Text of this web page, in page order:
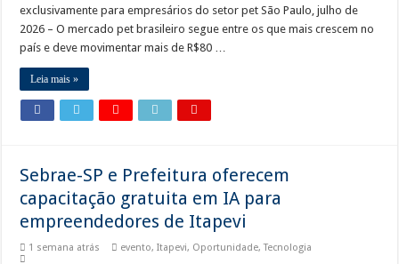
exclusivamente para empresários do setor pet São Paulo, julho de
2026 – O mercado pet brasileiro segue entre os que mais crescem no
país e deve movimentar mais de R$80 …
Leia mais »
Sebrae-SP e Prefeitura oferecem
capacitação gratuita em IA para
empreendedores de Itapevi
1 semana atrás evento,Itapevi, Oportunidade,Tecnologia